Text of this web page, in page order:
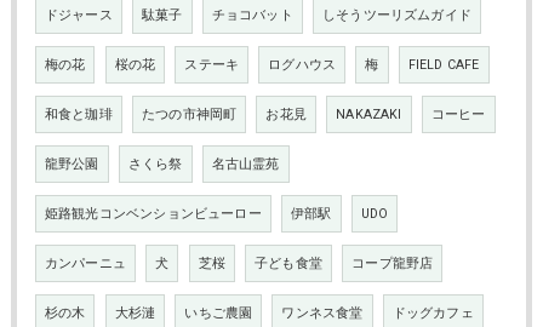
ドジャース 駄菓子 チョコバット しそうツーリズムガイド
梅の花 桜の花 ステーキ ログハウス 梅 FIELD CAFE
和食と珈琲 たつの市神岡町 お花見 NAKAZAKI コーヒー
龍野公園 さくら祭 名古山霊苑
姫路観光コンベンションビューロー 伊部駅 UDO
カンパーニュ 犬 芝桜 子ども食堂 コープ龍野店
杉の木 大杉漣 いちご農園 ワンネス食堂 ドッグカフェ